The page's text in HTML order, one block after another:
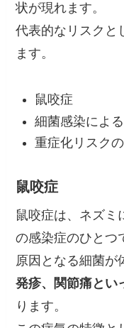
状が現れます。
代表的なリスクと
ます。
鼠咬症
細菌感染によ
重症化リスク
鼠咬症
鼠咬症は、ネズミ
の感染症のひとつ
原因となる細菌が
発疹、関節痛とい
ります。